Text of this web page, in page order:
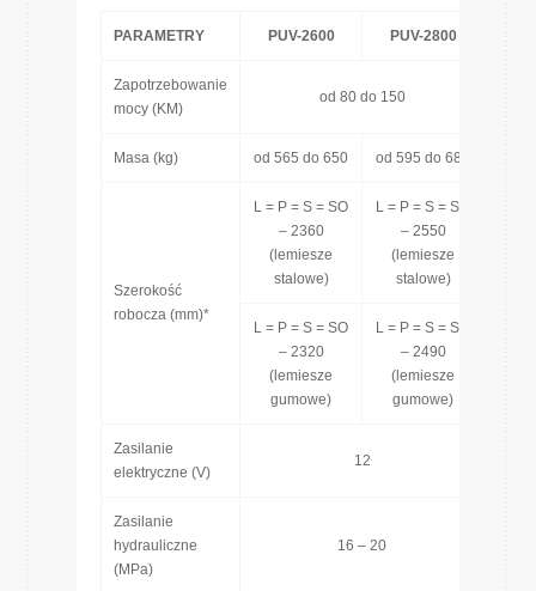
PARAMETRY PUV-2600 PUV-2800
Zapotrzebowanie
mocy (KM)
od 80 do 150
Masa (kg) od 565 do 650 od 595 do 680
Szerokość
robocza (mm)*
L = P = S = SO
– 2360
(lemiesze
stalowe)
L = P = S = SO
– 2550
(lemiesze
stalowe)
L = P = S = SO
– 2320
(lemiesze
gumowe)
L = P = S = SO
– 2490
(lemiesze
gumowe)
Zasilanie
elektryczne (V)
12
Zasilanie
hydrauliczne
(MPa)
16 – 20